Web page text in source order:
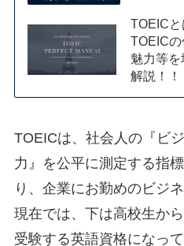
TOEIC
TOEICの
魅力等
解説！！
TOEICは、社会人の『ビ
力』を公平に測定する指
り、企業にお勤めのビジ
現在では、下は高校生か
受験する英語資格になって